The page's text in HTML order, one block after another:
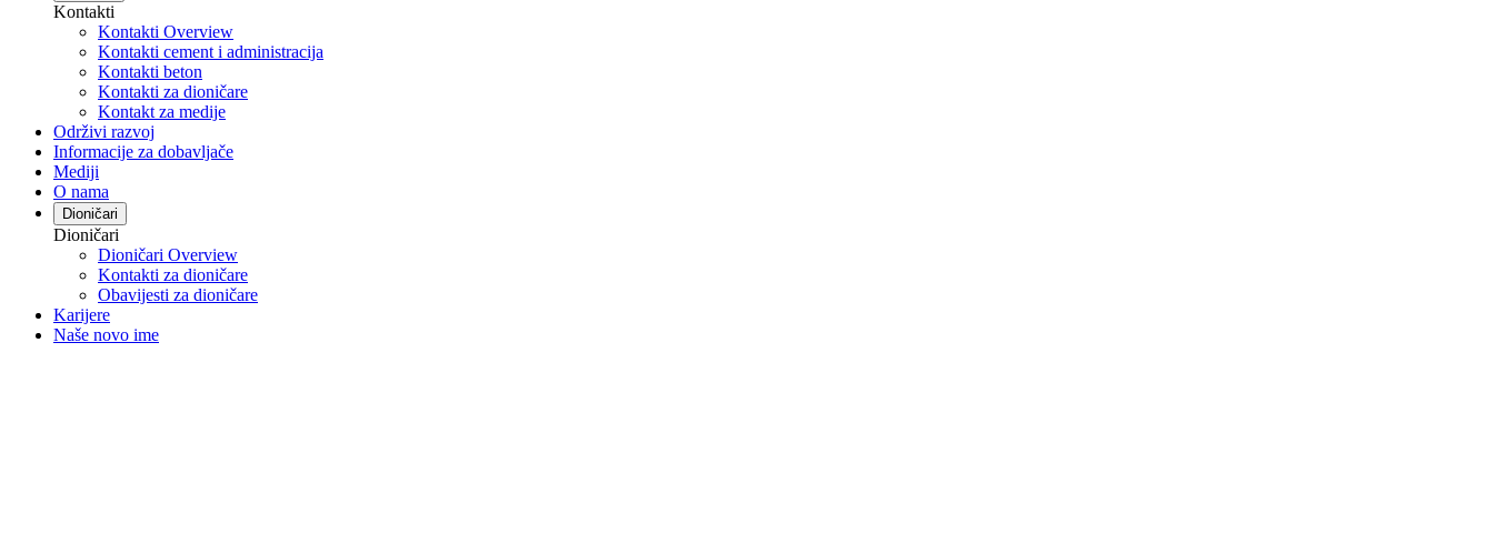
Kontakti
Kontakti Overview
Kontakti cement i administracija
Kontakti beton
Kontakti za dioničare
Kontakt za medije
Održivi razvoj
Informacije za dobavljače
Mediji
O nama
Dioničari
Dioničari
Dioničari Overview
Kontakti za dioničare
Obavijesti za dioničare
Karijere
Naše novo ime